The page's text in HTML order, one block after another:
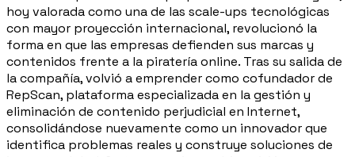
hoy valorada como una de las scale-ups tecnológicas
con mayor proyección internacional, revolucionó la
forma en que las empresas defienden sus marcas y
contenidos frente a la piratería online. Tras su salida de
la compañía, volvió a emprender como cofundador de
RepScan, plataforma especializada en la gestión y
eliminación de contenido perjudicial en Internet,
consolidándose nuevamente como un innovador que
identifica problemas reales y construye soluciones de